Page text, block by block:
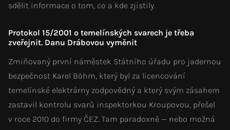
sdělit informace o tom, co a kde zjistily.
Protokol 15/2001 o temelínských svarech je třeba
zveřejnit. Danu Drábovou vyměnit
Zmiňovaný první náměstek Státního úřadu pro jadernou
bezpečnost Karel Böhm, který byl za licencování
temelínské elektrárny zodpovědný a který svým zásahem
zastavil kontrolu svarů inspektorkou Kroupovou, přešel
v roce 2010 do firmy ČEZ. Tam paradoxně — nebo možná